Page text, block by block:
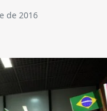
de 2016